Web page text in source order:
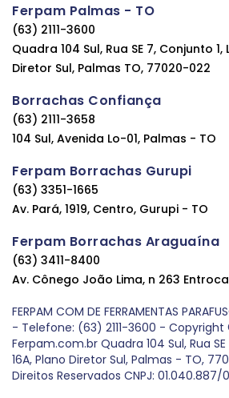
Ferpam Palmas - TO
(63) 2111-3600
Quadra 104 Sul, Rua SE 7, Conjunto
Diretor Sul, Palmas TO, 77020-022
Borrachas Confiança
(63) 2111-3658
104 Sul, Avenida Lo-01, Palmas - TO
Ferpam Borrachas Gurupi
(63) 3351-1665
Av. Pará, 1919, Centro, Gurupi - TO
Ferpam Borrachas Araguaína
(63) 3411-8400
Av. Cônego João Lima, n 263
FERPAM COM DE FERRAMENTAS
- Telefone: (63) 2111-3600 - Copyright
Ferpam.com.br Quadra 104 Sul, Rua
16A, Plano Diretor Sul, Palmas - TO,
Direitos Reservados CNPJ: 01.040.887/